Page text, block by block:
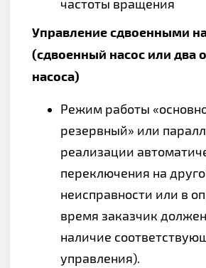
частоты вращения
Управление сдвоенными
(сдвоенный насос или два
насоса)
Режим работы
резервный» или
реализации
переключения на
неисправности или в
время заказчик
наличие
управления).